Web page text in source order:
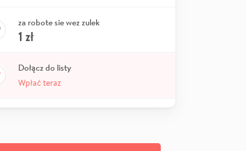
za robote sie wez zulek
1 zł
Dołącz do listy
Wpłać teraz